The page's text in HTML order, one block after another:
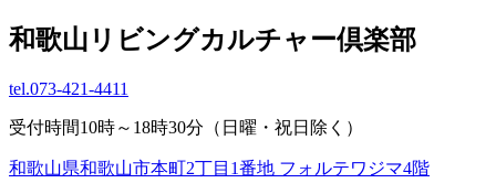
和歌山リビングカルチャー倶楽部
tel.073-421-4411
受付時間10時～18時30分（日曜・祝日除く）
和歌山県和歌山市本町2丁目1番地 フォルテワジマ4階